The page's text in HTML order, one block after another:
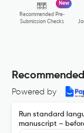
Recommended Pre-
Submission Checks
New
Powered by
Run standard
manuscript –